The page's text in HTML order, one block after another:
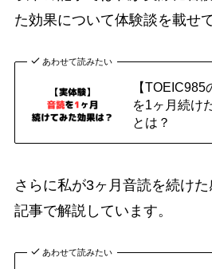
た効果について体験談を載せ
あわせて読みたい
【
を1ヶ月続け
とは？
さらに私が3ヶ月音読を続け
記事で解説しています。
あわせて読みたい